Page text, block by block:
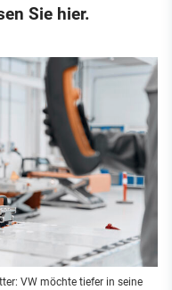
Sie hier.
VW möchte tiefer in seine